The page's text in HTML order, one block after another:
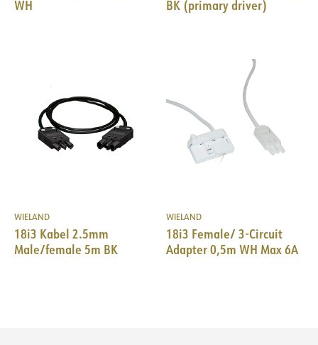
WH
BK (primary driver)
WIELAND
18i3 Kabel 2.5mm
Male/female 5m BK
WIELAND
18i3 Female/ 3-Circuit
Adapter 0,5m WH Max 6A